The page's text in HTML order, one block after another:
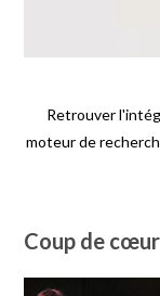
Retrouver
moteur de
Coup de